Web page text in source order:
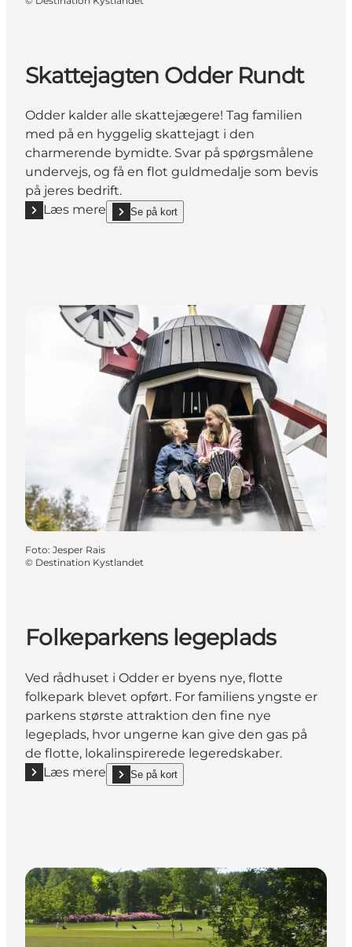
Skattejagten Odder Rundt
Odder kalder alle skattejægere! Tag familien
med på en hyggelig skattejagt i den
charmerende bymidte. Svar på spørgsmålene
undervejs, og få en flot guldmedalje som bevis
på jeres bedrift.
Læs mere
Læs mere "Skattejagten Odder Rundt"
Se på kort
show Skattejagten Odder Rundt on_map
Foto: Jesper Rais
© Destination Kystlandet
Folkeparkens legeplads
Ved rådhuset i Odder er byens nye, flotte
folkepark blevet opført. For familiens yngste er
parkens største attraktion den fine nye
legeplads, hvor ungerne kan give den gas på
de flotte, lokalinspirerede legeredskaber.
Læs mere
Læs mere "Folkeparkens legeplads"
Se på kort
show Folkeparkens legeplads on_map